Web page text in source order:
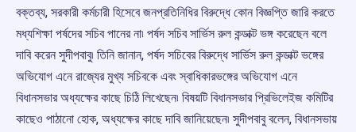
বক্তব্য, সরকারী কর্মচারী হিসেবে জনপ্রতিনিধির বিরুদ্ধে কোন বিজ্ঞপ্তি জারি করতে
মধ্যশিক্ষা পর্ষদের সচিব পানের না৷ পর্ষদ সচিব সার্ভিস রুল কন্ডাক্ট ভঙ্গ করেছেন বলে
দাবি করেন সুদীপবাবু৷ তিনি জানান, পর্ষদ সচিবের বিরুদ্ধে সার্ভিস রুল কন্ডাক্ট ভঙ্গের
অভিযোগ এনে রাজ্যের মুখ্য সচিবকে এবং স্বাধিকারভঙ্গের অভিযোগ এনে
বিধানসভার অধ্যক্ষের কাছে চিঠি লিখেছেন৷ বিষয়টি বিধানসভার প্রিভিলেইজ কমিটির
কাছেও পাঠানো হোক, অধ্যক্ষের কাছে দাবি জানিয়েছেন৷ সুদীপবাবু বলেন, বিধানসভায়